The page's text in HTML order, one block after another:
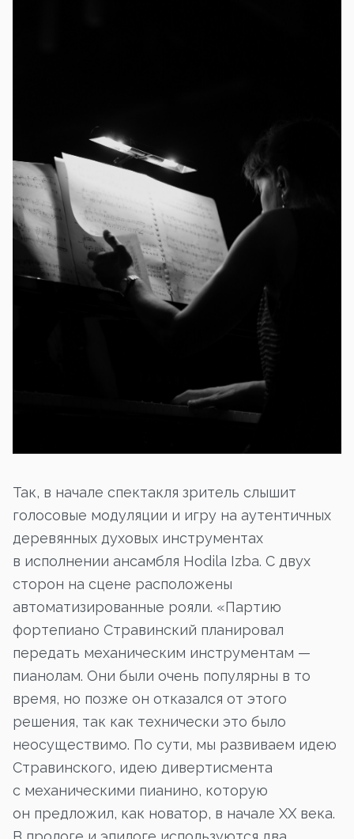
Так, в начале спектакля зритель слышит
голосовые модуляции и игру на аутентичных
деревянных духовых инструментах
в исполнении ансамбля Hodila Izba. С двух
сторон на сцене расположены
автоматизированные рояли. «Партию
фортепиано Стравинский планировал
передать механическим инструментам —
пианолам. Они были очень популярны в то
время, но позже он отказался от этого
решения, так как технически это было
неосуществимо. По сути, мы развиваем идею
Стравинского, идею дивертисмента
с механическими пианино, которую
он предложил, как новатор, в начале XX века.